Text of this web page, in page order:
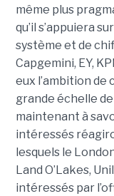
même plus
qu’il s’appuiera
système et de
Capgemini, EY,
eux l’ambition
grande échelle
maintenant à
intéressés
lesquels le
Land O’Lakes,
intéressés par